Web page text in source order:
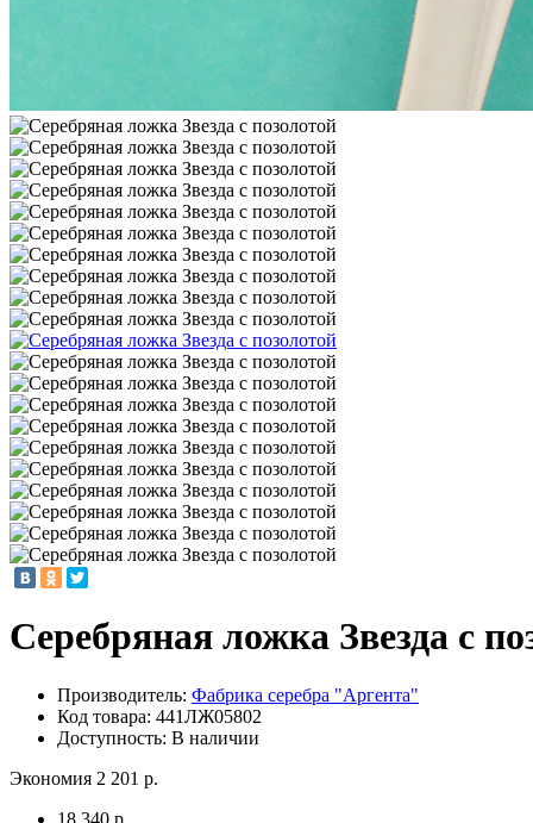
Серебряная ложка Звезда с
Производитель: Фабрика серебра "Аргента"
Код товара: 441ЛЖ05802
Доступность: В наличии
Экономия 2 201 р.
18 340 р.